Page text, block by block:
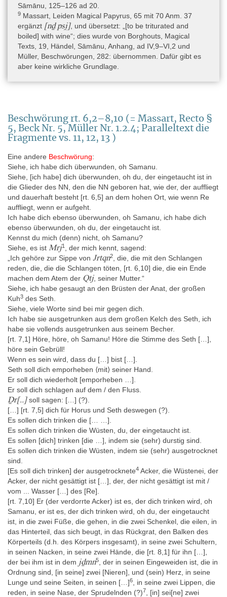
Sāmānu, 125–126 ad 20.
9 Massart, Leiden Magical Papyrus, 65 mit 70 Anm. 37
ergänzt [nḏ psi̯], und übersetzt: „[to be triturated and
boiled] with wine“; dies wurde von Borghouts, Magical
Texts, 19, Händel, Sāmānu, Anhang, ad IV,9–VI,2 und
Müller, Beschwörungen, 282: übernommen. Dafür gibt es
aber keine wirkliche Grundlage.
Beschwörung rt. 6,2–8,10 (= Massart, Recto §
5, Beck Nr. 5, Müller Nr. 1.2.4; Paralleltext die
Fragmente vs. 11, 12, 13 )
Eine andere Beschwörung:
Siehe, ich habe dich überwunden, oh Samanu.
Siehe, [ich habe] dich überwunden, oh du, der eingetaucht ist in
die Glieder des NN, den die NN geboren hat, wie der, der auffliegt
und dauerhaft besteht [rt. 6,5] an dem hohen Ort, wie wenn Re
auffliegt, wenn er aufgeht.
Ich habe dich ebenso überwunden, oh Samanu, ich habe dich
ebenso überwunden, oh du, der eingetaucht ist.
Kennst du mich (denn) nicht, oh Samanu?
Siehe, es ist Mrj1
, der mich kennt, sagend:
„Ich gehöre zur Sippe von Jrtqn2
, die, die mit den Schlangen
reden, die, die die Schlangen töten, [rt. 6,10] die, die ein Ende
machen dem Atem der Qtj, seiner Mutter.“
Siehe, ich habe gesaugt an den Brüsten der Anat, der großen
Kuh3 des Seth.
Siehe, viele Worte sind bei mir gegen dich.
Ich habe sie ausgetrunken aus dem großen Kelch des Seth, ich
habe sie vollends ausgetrunken aus seinem Becher.
[rt. 7,1] Höre, höre, oh Samanu! Höre die Stimme des Seth […],
höre sein Gebrüll!
Wenn es sein wird, dass du […] bist […].
Seth soll dich emporheben ⟨mit⟩ seiner Hand.
Er soll dich wiederholt [emporheben …].
Er soll dich schlagen auf dem / den Fluss.
Ḏr[..]soll sagen: […] (?).
[…] [rt. 7,5] dich für Horus und Seth deswegen (?).
Es sollen dich trinken die [… …].
Es sollen dich trinken die Wüsten, du, der eingetaucht ist.
Es sollen [dich] trinken [die …], indem sie (sehr) durstig sind.
Es sollen dich trinken die Wüsten, indem sie (sehr) ausgetrocknet
sind.
[Es soll dich trinken] der ausgetrocknete4 Acker, die Wüstenei, der
Acker, der nicht gesättigt ist […], der, der nicht gesättigt ist mit /
vom ... Wasser […] des [Re].
[rt. 7,10] Er (der verdorrte Acker) ist es, der dich trinken wird, oh
Samanu, er ist es, der dich trinken wird, oh du, der eingetaucht
ist, in die zwei Füße, die gehen, in die zwei Schenkel, die eilen, in
das Hinterteil, das sich beugt, in das Rückgrat, den Balken des
Körperteils (d.h. des Körpers insgesamt), in seine zwei Schultern,
in seinen Nacken, in seine zwei Hände, die [rt. 8,1] für ihn […],
der bei ihm ist in dem jḏmn5
, der in seinen Eingeweiden ist, die in
Ordnung sind, [in seine] zwei [Nieren], und (sein) Herz, in seine
Lunge und seine Seiten, in seinen […]6
, in seine zwei Lippen, die
reden, in seine Nase, der Sprudelnden (?)7
, [in] sei[ne] zwei